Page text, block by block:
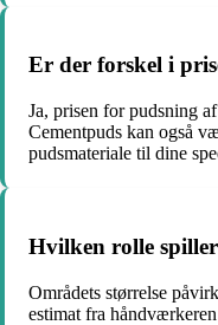
Er der forskel i
Ja, prisen for pudsning
Cementpuds kan også
pudsmateriale til dine
Hvilken rolle
Områdets størrelse
estimat fra